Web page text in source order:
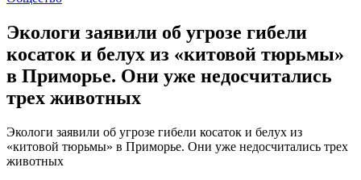
Экологи заявили об угрозе гибели
косаток и белух из «китовой тюрьмы»
в Приморье. Они уже недосчитались
трех животных
Экологи заявили об угрозе гибели косаток и белух из
«китовой тюрьмы» в Приморье. Они уже недосчитались трех
животных